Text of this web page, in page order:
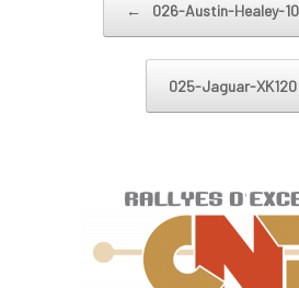
← 026-Austin-Healey-
025-Jaguar-XK120